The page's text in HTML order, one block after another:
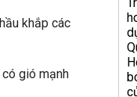
khắp các
gió mạnh